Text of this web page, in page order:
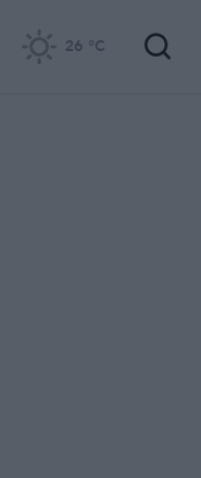
26 °C